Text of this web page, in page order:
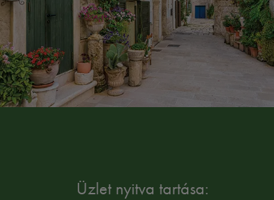
Üzlet nyitva tartása: